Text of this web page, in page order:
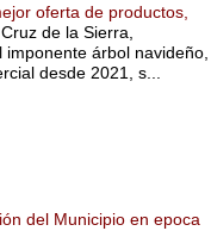
oferta de productos,
de la Sierra,
árbol navideño,
desde 2021, s...
del Municipio en epoca